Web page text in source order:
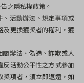
之隱私權政策。
活動辦法、規定事項或
及更換獲獎者的權利，獲
辦法、偽造、詐欺或人
反活動公平性之方式參加
獎項者，須立即返還，如